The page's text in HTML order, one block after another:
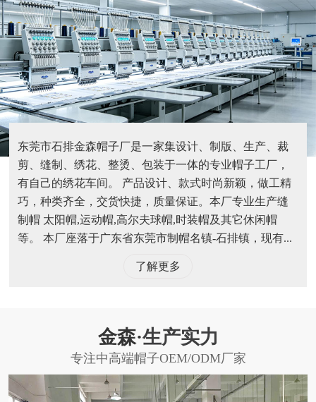
东莞市石排金森帽子厂是一家集设计、制版、生产、裁
剪、缝制、绣花、整烫、包装于一体的专业帽子工厂，
有自己的绣花车间。 产品设计、款式时尚新颖，做工精
巧，种类齐全，交货快捷，质量保证。本厂专业生产缝
制帽 太阳帽,运动帽,高尔夫球帽,时装帽及其它休闲帽
等。 本厂座落于广东省东莞市制帽名镇-石排镇，现有...
了解更多
金森·生产实力
专注中高端帽子OEM/ODM厂家